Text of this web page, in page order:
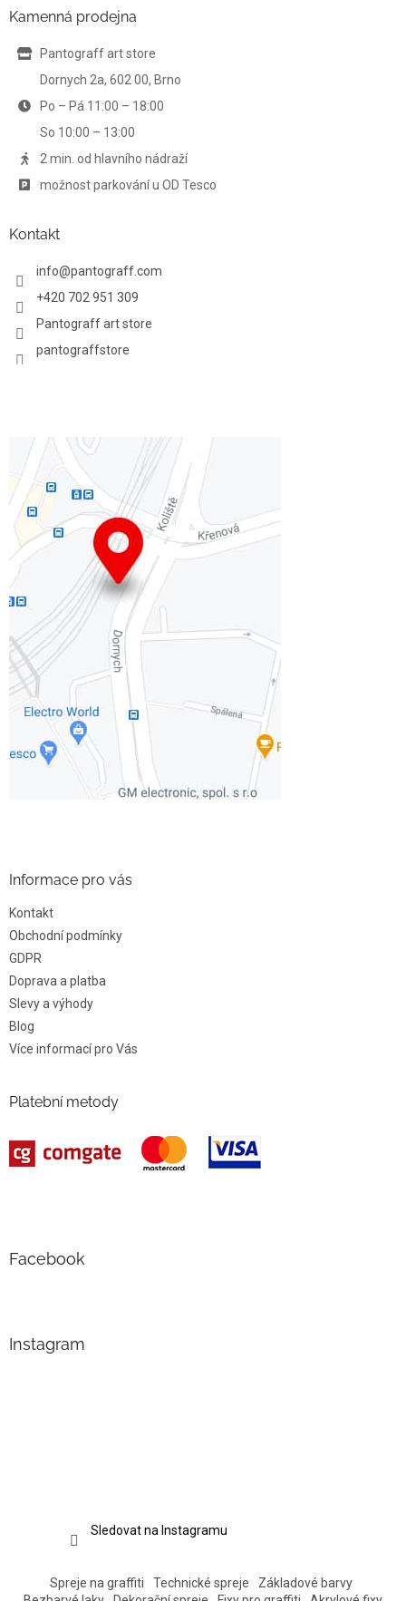
Kamenná prodejna
Pantograff art store
Dornych 2a, 602 00, Brno
Po – Pá 11:00 – 18:00
So 10:00 – 13:00
2 min. od hlavního nádraží
možnost parkování u OD Tesco
Kontakt
info@pantograff.com
+420 702 951 309
Pantograff art store
pantograffstore
Informace pro vás
Kontakt
Obchodní podmínky
GDPR
Doprava a platba
Slevy a výhody
Blog
Více informací pro Vás
Platební metody
Facebook
Instagram
Sledovat na Instagramu
Spreje na graffiti Technické spreje
Základové barvy